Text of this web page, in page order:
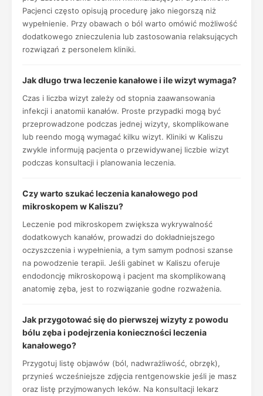
Pacjenci często opisują procedurę jako niegorszą niż
wypełnienie. Przy obawach o ból warto omówić możliwość
dodatkowego znieczulenia lub zastosowania relaksujących
rozwiązań z personelem kliniki.
Jak długo trwa leczenie kanałowe i ile wizyt wymaga?
Czas i liczba wizyt zależy od stopnia zaawansowania
infekcji i anatomii kanałów. Proste przypadki mogą być
przeprowadzone podczas jednej wizyty, skomplikowane
lub reendo mogą wymagać kilku wizyt. Kliniki w Kaliszu
zwykle informują pacjenta o przewidywanej liczbie wizyt
podczas konsultacji i planowania leczenia.
Czy warto szukać leczenia kanałowego pod
mikroskopem w Kaliszu?
Leczenie pod mikroskopem zwiększa wykrywalność
dodatkowych kanałów, prowadzi do dokładniejszego
oczyszczenia i wypełnienia, a tym samym podnosi szanse
na powodzenie terapii. Jeśli gabinet w Kaliszu oferuje
endodoncję mikroskopową i pacjent ma skomplikowaną
anatomię zęba, jest to rozwiązanie godne rozważenia.
Jak przygotować się do pierwszej wizyty z powodu
bólu zęba i podejrzenia konieczności leczenia
kanałowego?
Przygotuj listę objawów (ból, nadwrażliwość, obrzęk),
przynieś wcześniejsze zdjęcia rentgenowskie jeśli je masz
oraz listę przyjmowanych leków. Na konsultacji lekarz